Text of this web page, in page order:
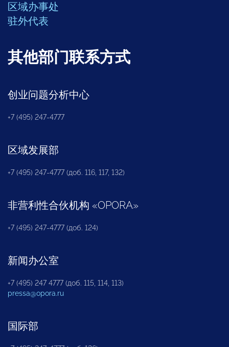
区域办事处
驻外代表
其他部门联系方式
创业问题分析中心
+7 (495) 247-4777
区域发展部
+7 (495) 247-4777 (доб. 116, 117, 132)
非营利性合伙机构 «OPORA»
+7 (495) 247-4777 (доб. 124)
新闻办公室
+7 (495) 247 4777 (доб. 115, 114, 113)
pressa@opora.ru
国际部